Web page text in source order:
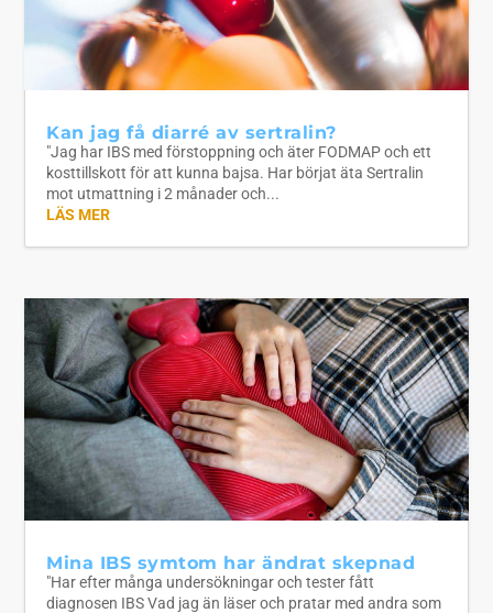
Kan jag få diarré av sertralin?
"Jag har IBS med förstoppning och äter FODMAP och ett
kosttillskott för att kunna bajsa. Har börjat äta Sertralin
mot utmattning i 2 månader och...
LÄS MER
Mina IBS symtom har ändrat skepnad
"Har efter många undersökningar och tester fått
diagnosen IBS Vad jag än läser och pratar med andra som